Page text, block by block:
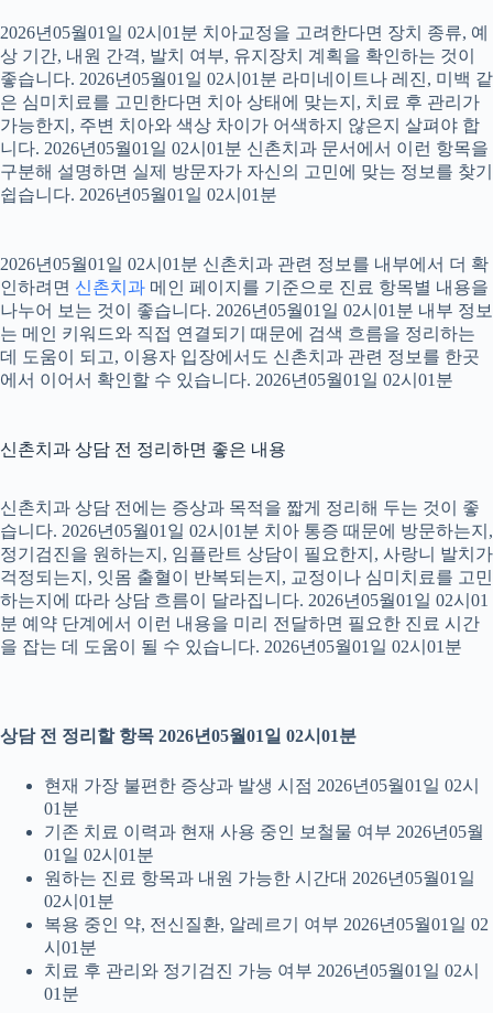
2026년05월01일 02시01분 치아교정을 고려한다면 장치 종류, 예
상 기간, 내원 간격, 발치 여부, 유지장치 계획을 확인하는 것이
좋습니다. 2026년05월01일 02시01분 라미네이트나 레진, 미백 같
은 심미치료를 고민한다면 치아 상태에 맞는지, 치료 후 관리가
가능한지, 주변 치아와 색상 차이가 어색하지 않은지 살펴야 합
니다. 2026년05월01일 02시01분 신촌치과 문서에서 이런 항목을
구분해 설명하면 실제 방문자가 자신의 고민에 맞는 정보를 찾기
쉽습니다. 2026년05월01일 02시01분
2026년05월01일 02시01분 신촌치과 관련 정보를 내부에서 더 확
인하려면 신촌치과 메인 페이지를 기준으로 진료 항목별 내용을
나누어 보는 것이 좋습니다. 2026년05월01일 02시01분 내부 정보
는 메인 키워드와 직접 연결되기 때문에 검색 흐름을 정리하는
데 도움이 되고, 이용자 입장에서도 신촌치과 관련 정보를 한곳
에서 이어서 확인할 수 있습니다. 2026년05월01일 02시01분
신촌치과 상담 전 정리하면 좋은 내용
신촌치과 상담 전에는 증상과 목적을 짧게 정리해 두는 것이 좋
습니다. 2026년05월01일 02시01분 치아 통증 때문에 방문하는지,
정기검진을 원하는지, 임플란트 상담이 필요한지, 사랑니 발치가
걱정되는지, 잇몸 출혈이 반복되는지, 교정이나 심미치료를 고민
하는지에 따라 상담 흐름이 달라집니다. 2026년05월01일 02시01
분 예약 단계에서 이런 내용을 미리 전달하면 필요한 진료 시간
을 잡는 데 도움이 될 수 있습니다. 2026년05월01일 02시01분
상담 전 정리할 항목 2026년05월01일 02시01분
현재 가장 불편한 증상과 발생 시점 2026년05월01일 02시
01분
기존 치료 이력과 현재 사용 중인 보철물 여부 2026년05월
01일 02시01분
원하는 진료 항목과 내원 가능한 시간대 2026년05월01일
02시01분
복용 중인 약, 전신질환, 알레르기 여부 2026년05월01일 02
시01분
치료 후 관리와 정기검진 가능 여부 2026년05월01일 02시
01분